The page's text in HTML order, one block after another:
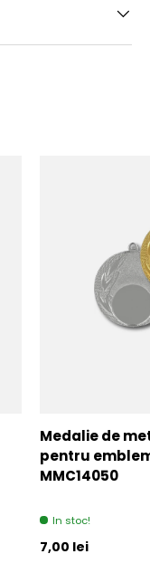
Medalie de
pentru
MMC14050
In stoc!
Pret initial
7,00 lei